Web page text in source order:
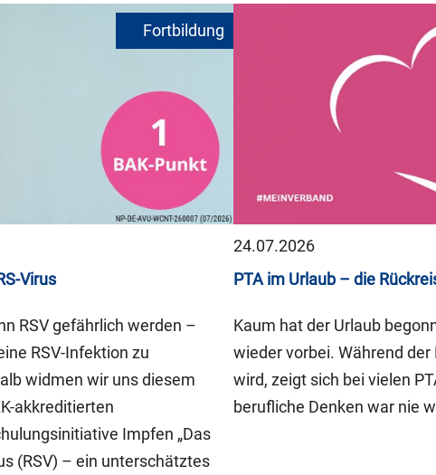
Virus
RSV gefährlich werden –
RSV-Infektion zu
widmen wir uns diesem
akkreditierten
Impfen „Das
(RSV) – ein unterschätztes
24.07.2026
PTA im Urlaub – die
Kaum hat der Urlaub
wieder vorbei. Während
wird, zeigt sich bei vielen
berufliche Denken war nie